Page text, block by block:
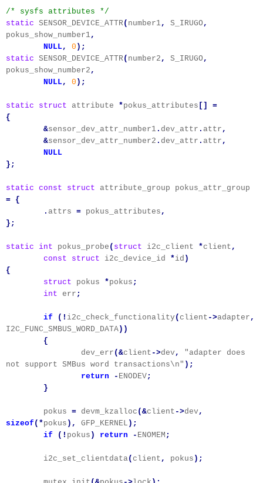
/* sysfs attributes */
static SENSOR_DEVICE_ATTR( number1, S_IRUGO ,
pokus_show_number1,
NULL, 0 );
static SENSOR_DEVICE_ATTR( number2 , S_IRUGO ,
pokus_show_number2 ,
NULL, 0 );
static struct attribute *pokus_attributes []
=
{
&sensor_dev_attr_number1 . dev_attr . attr ,
&sensor_dev_attr_number2 . dev_attr . attr ,
NULL
};
static const struct attribute_group pokus_attr_group
= {
. attrs = pokus_attributes ,
};
static int pokus_probe ( struct i2c_client *client ,
const
struct i2c_device_id *id )
{
struct pokus *pokus ;
int err ;
if (! i2c_check_functionality( client ->adapter ,
I2C_FUNC_SMBUS_WORD_DATA))
{
dev_err (&client ->dev,
"adapter does
not support SMBus word transactions\n" );
return
- ENODEV;
}
pokus = devm_kzalloc (&client ->dev,
sizeof (*pokus ), GFP_KERNEL );
if
(! pokus ) return - ENOMEM ;
i2c_set_clientdata( client , pokus );